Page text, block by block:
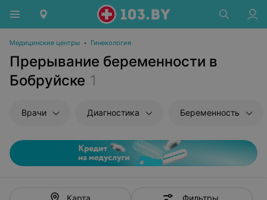
Медицинские центры • Гинекология
Прерывание беременности в
Бобруйске 1
Врачи Диагностика Беременность
Карта Фильтры